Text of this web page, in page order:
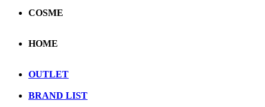
COSME
HOME
OUTLET
BRAND LIST